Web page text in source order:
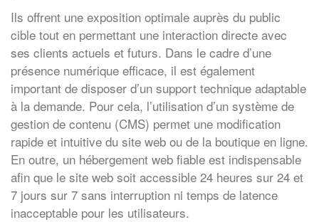
Ils offrent une exposition optimale auprès du public
cible tout en permettant une interaction directe avec
ses clients actuels et futurs. Dans le cadre d’une
présence numérique efficace, il est également
important de disposer d’un support technique adaptable
à la demande. Pour cela, l’utilisation d’un système de
gestion de contenu (CMS) permet une modification
rapide et intuitive du site web ou de la boutique en ligne.
En outre, un hébergement web fiable est indispensable
afin que le site web soit accessible 24 heures sur 24 et
7 jours sur 7 sans interruption ni temps de latence
inacceptable pour les utilisateurs.